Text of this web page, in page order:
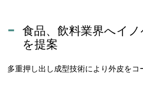
食品、飲料業界へイ
を提案
多重押し出し成型技術により外皮をコ